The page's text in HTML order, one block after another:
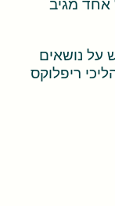
אחד מגיב
על נושאים
ריפלוקס